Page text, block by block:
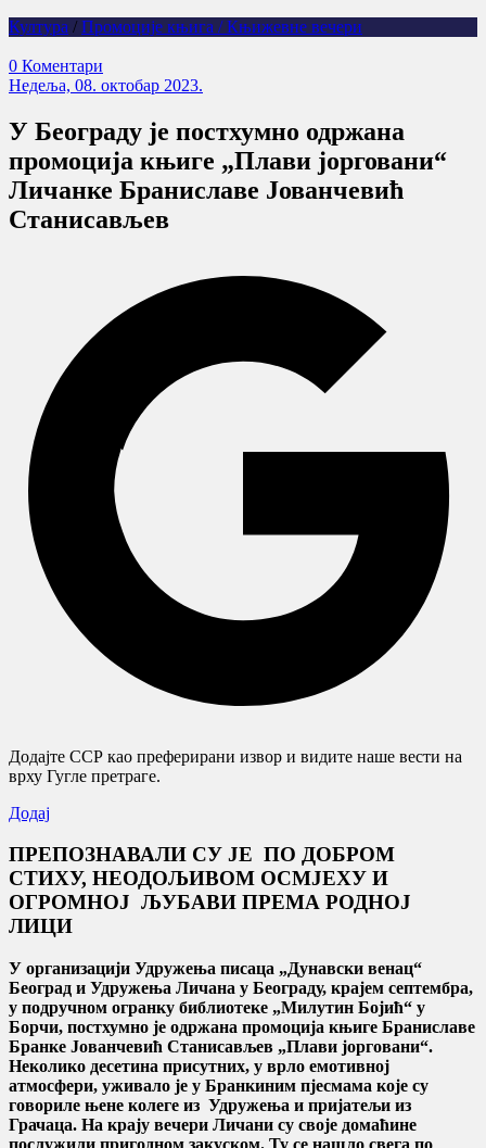
Култура / Промоције књига / Књижевне вечери
0 Коментари
Недеља, 08. октобар 2023.
У Београду је постхумно одржана
промоција књиге „Плави јорговани“
Личанке Браниславе Јованчевић
Станисављев
Додајте ССР као преферирани извор и видите наше вести на
врху Гугле претраге.
Додај
ПРЕПОЗНАВАЛИ СУ ЈЕ ПО ДОБРОМ
СТИХУ, НЕОДОЉИВОМ ОСМЈЕХУ И
ОГРОМНОЈ ЉУБАВИ ПРЕМА РОДНОЈ
ЛИЦИ
У организацији Удружења писаца „Дунавски венац“
Београд и Удружења Личана у Београду, крајем септембра,
у подручном огранку библиотеке „Милутин Бојић“ у
Борчи, постхумно је одржана промоција књиге Браниславе
Бранке Јованчевић Станисављев „Плави јорговани“.
Неколико десетина присутних, у врло емотивној
атмосфери, уживало је у Бранкиним пјесмама које су
говориле њене колеге из Удружења и пријатељи из
Грачаца. На крају вечери Личани су своје домаћине
послужили пригодном закуском. Ту се нашло свега по